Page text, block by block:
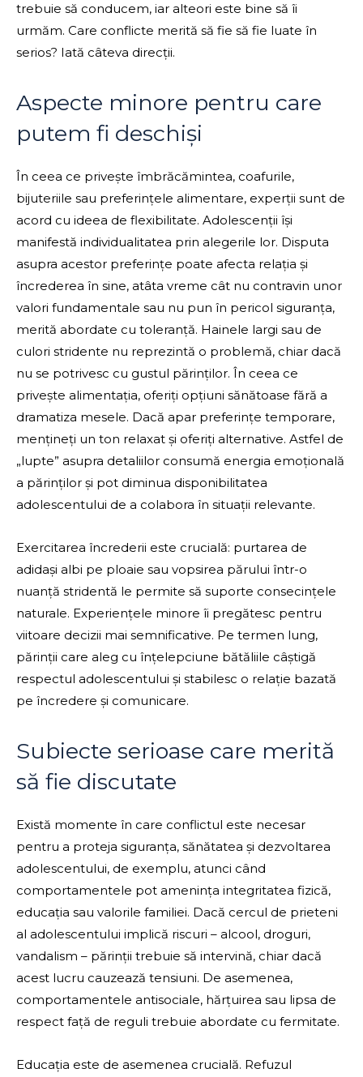
trebuie să conducem, iar alteori este bine să îi
urmăm. Care conflicte merită să fie să fie luate în
serios? Iată câteva direcții.
Aspecte minore pentru care
putem fi deschiși
În ceea ce privește îmbrăcămintea, coafurile,
bijuteriile sau preferințele alimentare, experții sunt de
acord cu ideea de flexibilitate. Adolescenții își
manifestă individualitatea prin alegerile lor. Disputa
asupra acestor preferințe poate afecta relația și
încrederea în sine, atâta vreme cât nu contravin unor
valori fundamentale sau nu pun în pericol siguranța,
merită abordate cu toleranță. Hainele largi sau de
culori stridente nu reprezintă o problemă, chiar dacă
nu se potrivesc cu gustul părinților. În ceea ce
privește alimentația, oferiți opțiuni sănătoase fără a
dramatiza mesele. Dacă apar preferințe temporare,
mențineți un ton relaxat și oferiți alternative. Astfel de
„lupte” asupra detaliilor consumă energia emoțională
a părinților și pot diminua disponibilitatea
adolescentului de a colabora în situații relevante.
Exercitarea încrederii este crucială: purtarea de
adidași albi pe ploaie sau vopsirea părului într-o
nuanță stridentă le permite să suporte consecințele
naturale. Experiențele minore îi pregătesc pentru
viitoare decizii mai semnificative. Pe termen lung,
părinții care aleg cu înțelepciune bătăliile câștigă
respectul adolescentului și stabilesc o relație bazată
pe încredere și comunicare.
Subiecte serioase care merită
să fie discutate
Există momente în care conflictul este necesar
pentru a proteja siguranța, sănătatea și dezvoltarea
adolescentului, de exemplu, atunci când
comportamentele pot amenința integritatea fizică,
educația sau valorile familiei. Dacă cercul de prieteni
al adolescentului implică riscuri – alcool, droguri,
vandalism – părinții trebuie să intervină, chiar dacă
acest lucru cauzează tensiuni. De asemenea,
comportamentele antisociale, hărțuirea sau lipsa de
respect față de reguli trebuie abordate cu fermitate.
Educația este de asemenea crucială. Refuzul